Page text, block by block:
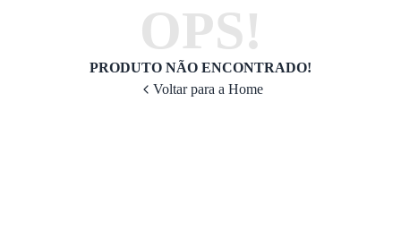
OPS!
PRODUTO NÃO ENCONTRADO!
Voltar para a Home